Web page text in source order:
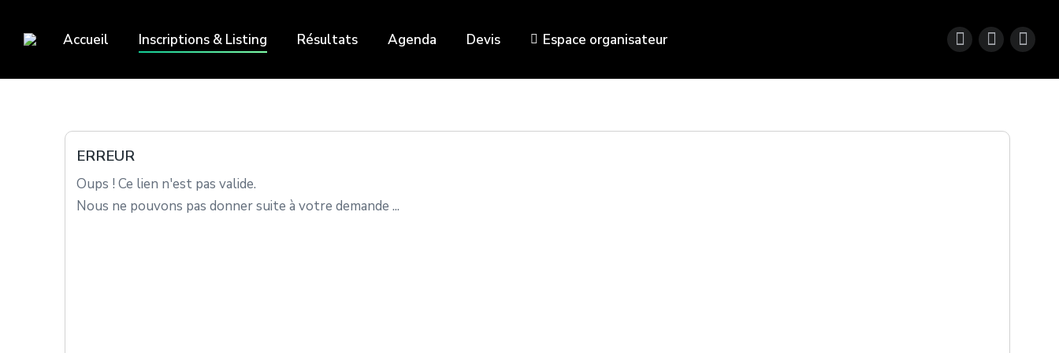
Accueil Inscriptions & Listing Résultats Agenda Devis Espace organisateur
ERREUR
Oups ! Ce lien n'est pas valide.
Nous ne pouvons pas donner suite à votre demande ...